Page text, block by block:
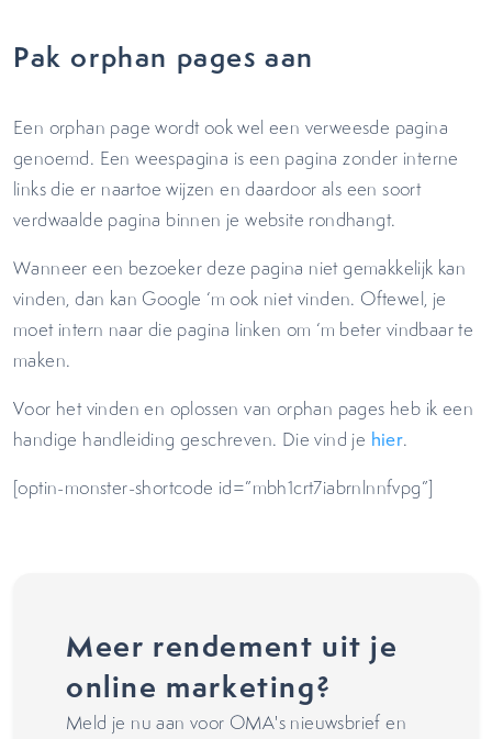
Pak orphan pages aan
Een orphan page wordt ook wel een verweesde pagina
genoemd. Een weespagina is een pagina zonder interne
links die er naartoe wijzen en daardoor als een soort
verdwaalde pagina binnen je website rondhangt.
Wanneer een bezoeker deze pagina niet gemakkelijk kan
vinden, dan kan Google ‘m ook niet vinden. Oftewel, je
moet intern naar die pagina linken om ‘m beter vindbaar te
maken.
Voor het vinden en oplossen van orphan pages heb ik een
handige handleiding geschreven. Die vind je hier.
[optin-monster-shortcode id=”mbh1crt7iabrnlnnfvpg”]
Meer rendement uit je
online marketing?
Meld je nu aan voor OMA's nieuwsbrief en